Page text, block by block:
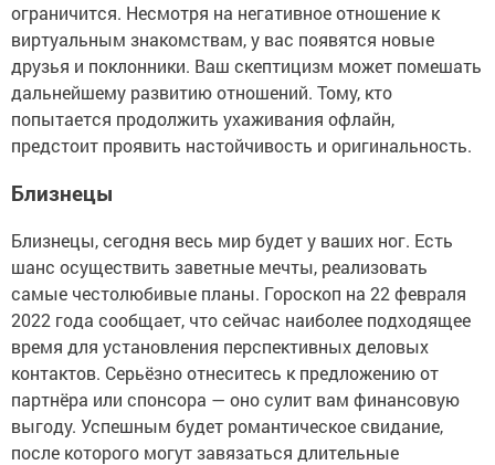
ограничится. Несмотря на негативное отношение к
виртуальным знакомствам, у вас появятся новые
друзья и поклонники. Ваш скептицизм может помешать
дальнейшему развитию отношений. Тому, кто
попытается продолжить ухаживания офлайн,
предстоит проявить настойчивость и оригинальность.
Близнецы
Близнецы, сегодня весь мир будет у ваших ног. Есть
шанс осуществить заветные мечты, реализовать
самые честолюбивые планы. Гороскоп на 22 февраля
2022 года сообщает, что сейчас наиболее подходящее
время для установления перспективных деловых
контактов. Серьёзно отнеситесь к предложению от
партнёра или спонсора — оно сулит вам финансовую
выгоду. Успешным будет романтическое свидание,
после которого могут завязаться длительные